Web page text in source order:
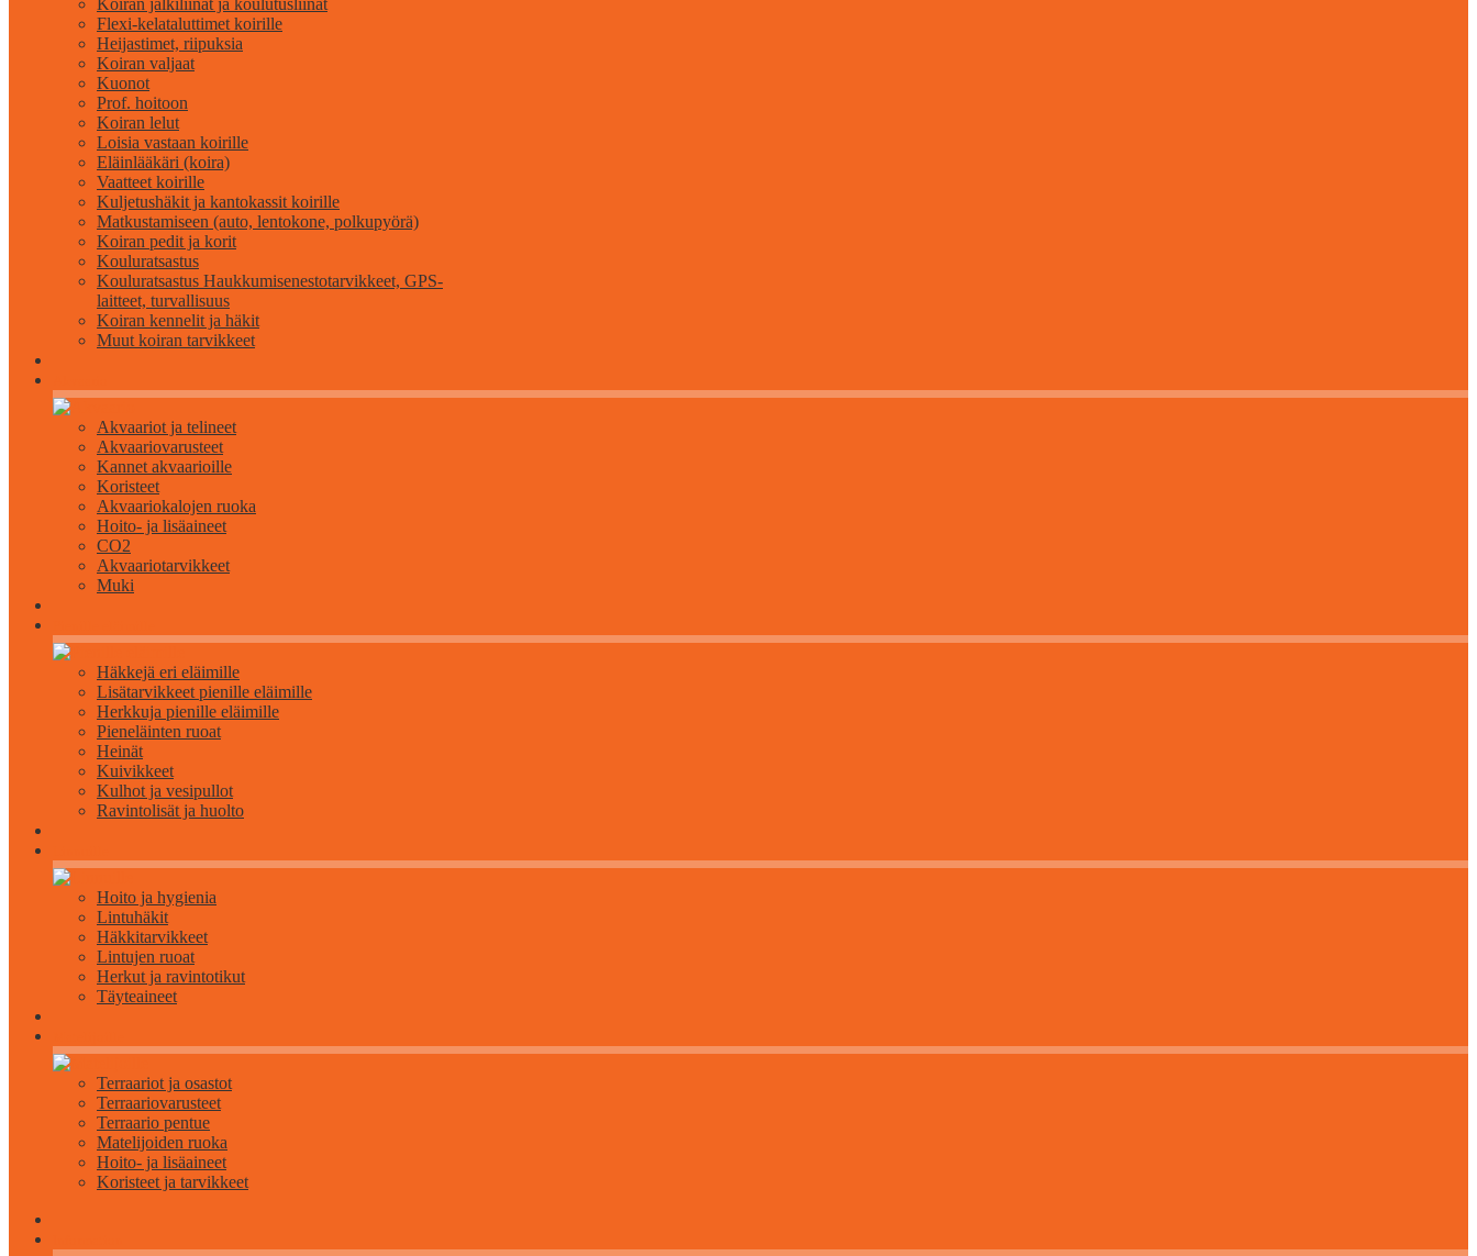
Koiran jälkiliinat ja koulutusliinat
Flexi-kelataluttimet koirille
Heijastimet, riipuksia
Koiran valjaat
Kuonot
Prof. hoitoon
Koiran lelut
Loisia vastaan ​​koirille
Eläinlääkäri (koira)
Vaatteet koirille
Kuljetushäkit ja kantokassit koirille
Matkustamiseen (auto, lentokone, polkupyörä)
Koiran pedit ja korit
Kouluratsastus
Kouluratsastus Haukkumisenestotarvikkeet, GPS-
laitteet, turvallisuus
Koiran kennelit ja häkit
Muut koiran tarvikkeet
Akvaariot ja telineet
Akvaariovarusteet
Kannet akvaarioille
Koristeet
Akvaariokalojen ruoka
Hoito- ja lisäaineet
CO2
Akvaariotarvikkeet
Muki
Häkkejä eri eläimille
Lisätarvikkeet pienille eläimille
Herkkuja pienille eläimille
Pieneläinten ruoat
Heinät
Kuivikkeet
Kulhot ja vesipullot
Ravintolisät ja huolto
Hoito ja hygienia
Lintuhäkit
Häkkitarvikkeet
Lintujen ruoat
Herkut ja ravintotikut
Täyteaineet
Terraariot ja osastot
Terraariovarusteet
Terraario pentue
Matelijoiden ruoka
Hoito- ja lisäaineet
Koristeet ja tarvikkeet